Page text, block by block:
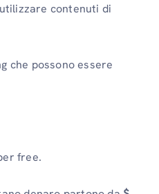
contenuti di
che possono essere
free.